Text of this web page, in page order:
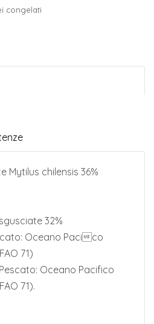
congelati
Mytilus chilensis 36%
32%
Oceano Pacico
71)
Oceano Pacifico
71).